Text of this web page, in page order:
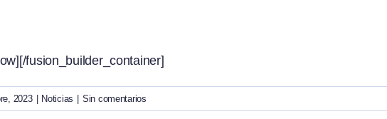
fusion_builder_container]
2023 Noticias Sin comentarios